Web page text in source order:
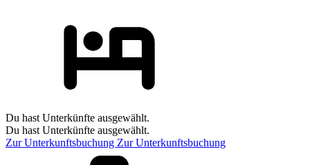
Du hast Unterkünfte ausgewählt.
Du hast Unterkünfte ausgewählt.
Zur Unterkunftsbuchung Zur Unterkunftsbuchung